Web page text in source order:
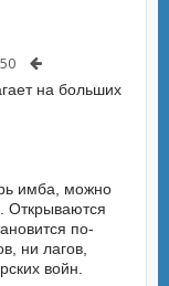
на больших
имба, можно
Открываются
по-
ни лагов,
войн.